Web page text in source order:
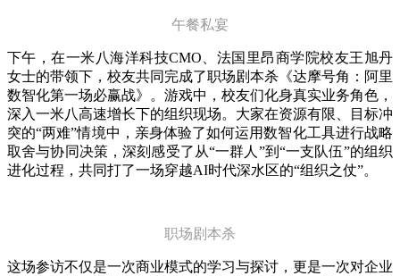
午餐私宴
下午，在一米八海洋科技CMO、法国里昂商学院校友王旭丹
女士的带领下，校友共同完成了职场剧本杀《达摩号角：阿里
数智化第一场必赢战》。游戏中，校友们化身真实业务角色，
深入一米八高速增长下的组织现场。大家在资源有限、目标冲
突的“两难”情境中，亲身体验了如何运用数智化工具进行战略
取舍与协同决策，深刻感受了从“一群人”到“一支队伍”的组织
进化过程，共同打了一场穿越AI时代深水区的“组织之仗”。
职场剧本杀
这场参访不仅是一次商业模式的学习与探讨，更是一次对企业